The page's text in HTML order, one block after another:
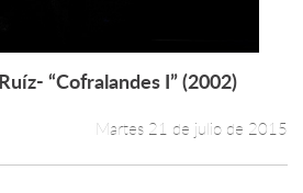
Leer más +
“Cofralandes I” (2002)
Martes 21 de julio de 2015